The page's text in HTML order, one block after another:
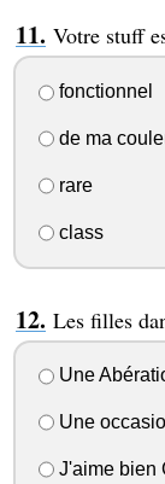
Votre stuff
fonctionnel
de ma
rare
class
Les filles
Une
Une
J'aime bien